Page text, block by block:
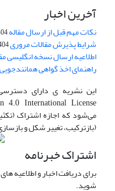
آخرین اخبار
نکات مهم قبل از ارسال مقاله08
شرایط پذیرش مقالات مروری08
اطلاعیه ارسال نسخه انگلیسی
راهنمای اخذ گواهی
این نشریه ی دارای دسترسی
می‌شود که اجازه اشتراک
(بازترکیب، تغییر شکل و
اشتراک خبرنامه
برای دریافت اخبار و اطلاعیه
شوید.